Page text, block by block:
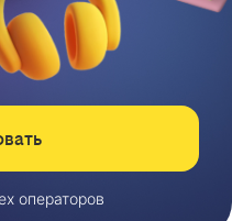
операторов